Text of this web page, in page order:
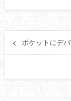
ポケットにデバ